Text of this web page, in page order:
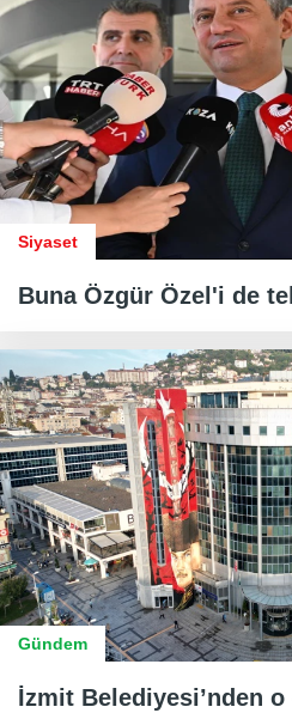
Siyaset
Buna Özgür Özel'i de
Gündem
İzmit Belediyesi’nden